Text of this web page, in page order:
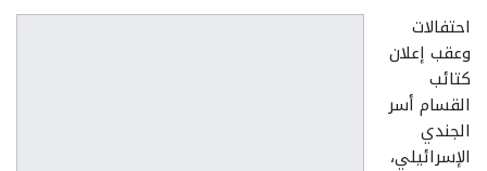
احتفالات
وعقب إعلان
كتائب
القسام أسر
الجندي
الإسرائيلي،